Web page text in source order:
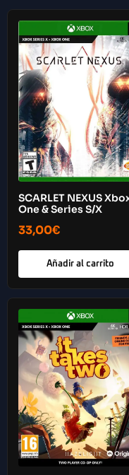
SCARLET NEXUS
One & Series S/X
33,00€
Añadir al carrito